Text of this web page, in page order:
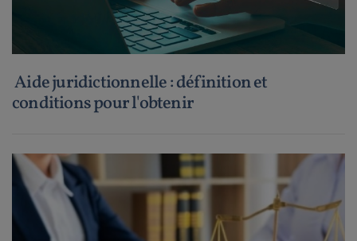
Aide juridictionnelle : définition et
conditions pour l'obtenir